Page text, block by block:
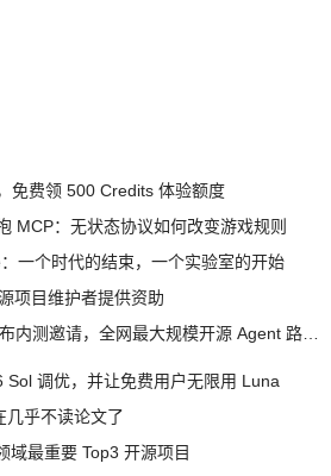
免费领 500 Credits 体验额度
MCP：无状态协议如何改变游戏规则
一个时代的结束，一个实验室的开始
项目维护者提供资助
Sol 调优，并让免费用户无限用 Luna
几乎不读论文了
域最重要 Top3 开源项目